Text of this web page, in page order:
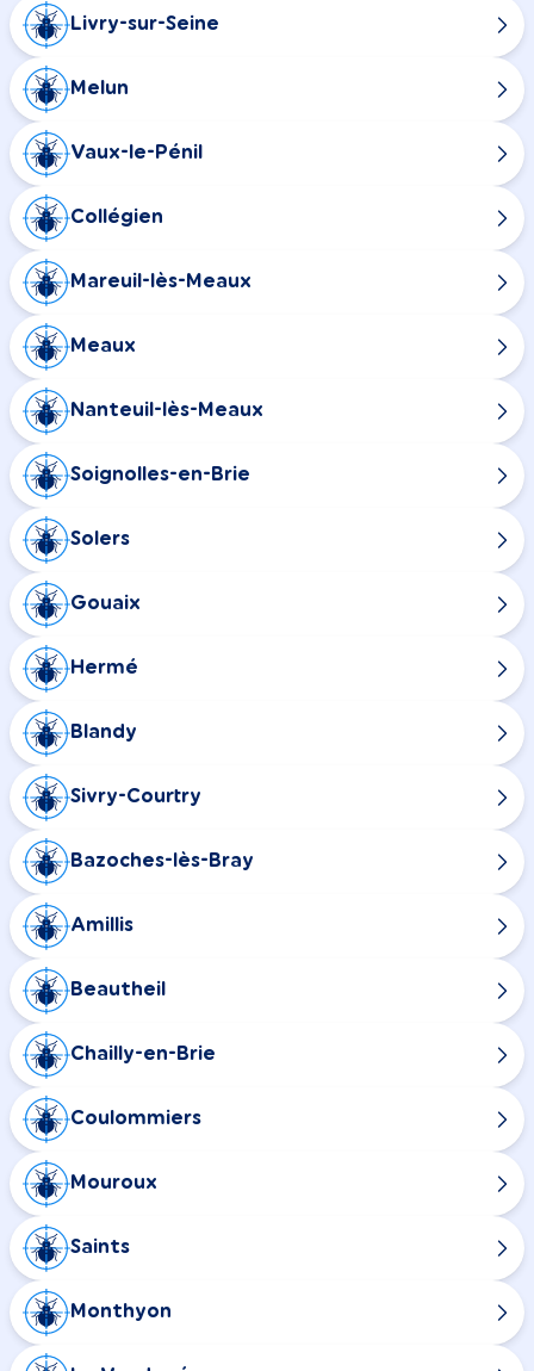
Livry-sur-Seine
Melun
Vaux-le-Pénil
Collégien
Mareuil-lès-Meaux
Meaux
Nanteuil-lès-Meaux
Soignolles-en-Brie
Solers
Gouaix
Hermé
Blandy
Sivry-Courtry
Bazoches-lès-Bray
Amillis
Beautheil
Chailly-en-Brie
Coulommiers
Mouroux
Saints
Monthyon